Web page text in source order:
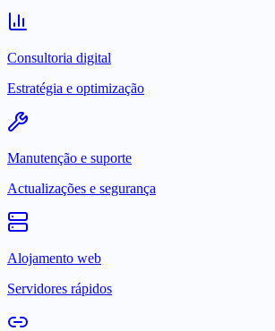
Consultoria digital
Estratégia e optimização
Manutenção e suporte
Actualizações e segurança
Alojamento web
Servidores rápidos